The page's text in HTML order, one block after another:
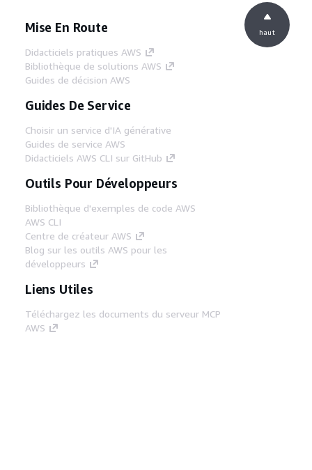
Mise En Route
Didacticiels pratiques AWS
Bibliothèque de solutions AWS
Guides de décision AWS
Guides De Service
Choisir un service d'IA générative
Guides de service AWS
Didacticiels AWS CLI sur GitHub
Outils Pour Développeurs
Bibliothèque d'exemples de code AWS
AWS CLI
Centre de créateur AWS
Blog sur les outils AWS pour les
développeurs
Liens Utiles
Téléchargez les documents du serveur MCP
AWS
haut